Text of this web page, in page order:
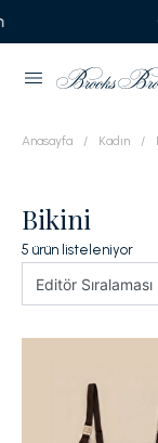
Garanti
Anasayfa Kadın
Bikini
5 ürün listeleniyor
Editör Sıralaması